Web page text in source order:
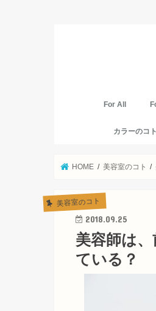
For All
カラーのコト
HOME 美容室のコト
美容室のコト
2018.09.25
美容師は
ている？